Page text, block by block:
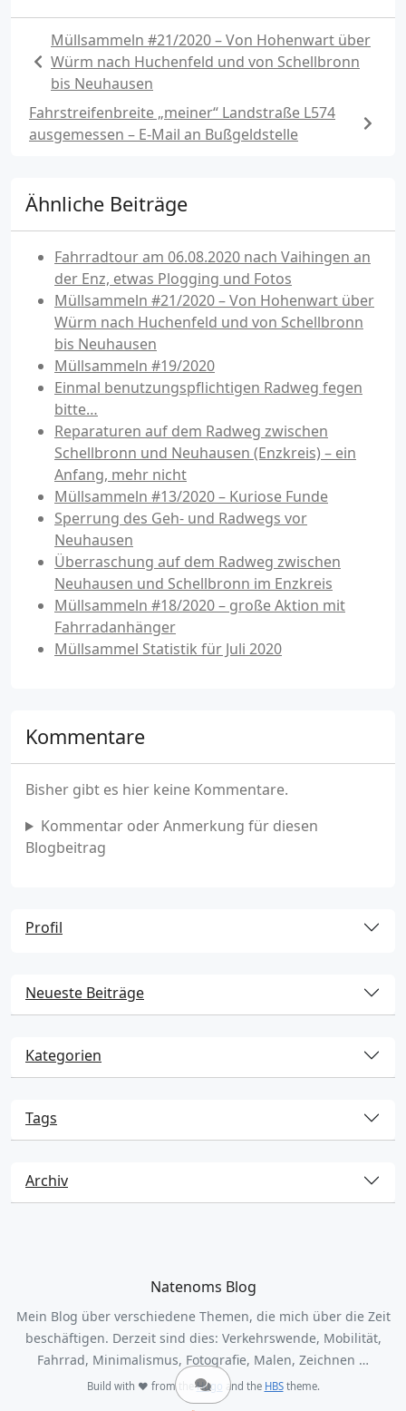
Müllsammeln #21/2020 – Von Hohenwart über
Würm nach Huchenfeld und von Schellbronn
bis Neuhausen
Fahrstreifenbreite „meiner“ Landstraße L574
ausgemessen – E-Mail an Bußgeldstelle
Ähnliche Beiträge
Fahrradtour am 06.08.2020 nach Vaihingen an
der Enz, etwas Plogging und Fotos
Müllsammeln #21/2020 – Von Hohenwart über
Würm nach Huchenfeld und von Schellbronn
bis Neuhausen
Müllsammeln #19/2020
Einmal benutzungspflichtigen Radweg fegen
bitte…
Reparaturen auf dem Radweg zwischen
Schellbronn und Neuhausen (Enzkreis) – ein
Anfang, mehr nicht
Müllsammeln #13/2020 – Kuriose Funde
Sperrung des Geh- und Radwegs vor
Neuhausen
Überraschung auf dem Radweg zwischen
Neuhausen und Schellbronn im Enzkreis
Müllsammeln #18/2020 – große Aktion mit
Fahrradanhänger
Müllsammel Statistik für Juli 2020
Kommentare
Bisher gibt es hier keine Kommentare.
Kommentar oder Anmerkung für diesen
Blogbeitrag
Profil
Neueste Beiträge
Kategorien
Tags
Archiv
Natenoms Blog
Mein Blog über verschiedene Themen, die mich über die Zeit
beschäftigen. Derzeit sind dies: Verkehrswende, Mobilität,
Fahrrad, Minimalismus, Fotografie, Malen, Zeichnen …
Build with ❤️ from theHugo and the HBStheme.